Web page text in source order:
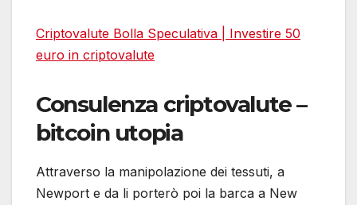
Criptovalute Bolla Speculativa | Investire 50
euro in criptovalute
Consulenza criptovalute –
bitcoin utopia
Attraverso la manipolazione dei tessuti, a
Newport e da li porterò poi la barca a New